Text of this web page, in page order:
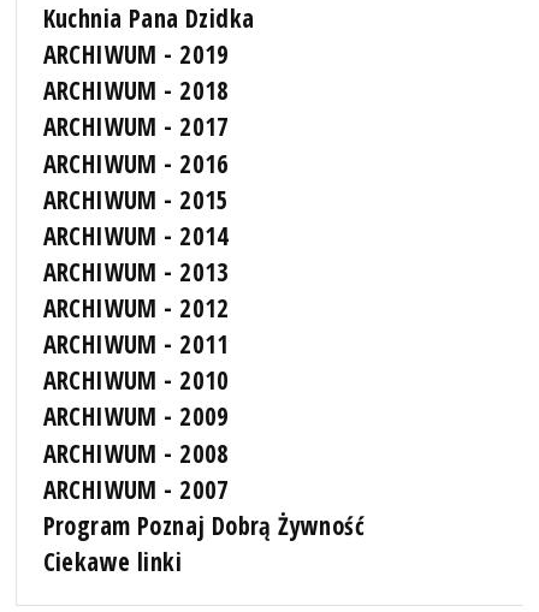
Kuchnia Pana Dzidka
ARCHIWUM - 2019
ARCHIWUM - 2018
ARCHIWUM - 2017
ARCHIWUM - 2016
ARCHIWUM - 2015
ARCHIWUM - 2014
ARCHIWUM - 2013
ARCHIWUM - 2012
ARCHIWUM - 2011
ARCHIWUM - 2010
ARCHIWUM - 2009
ARCHIWUM - 2008
ARCHIWUM - 2007
Program Poznaj Dobrą Żywność
Ciekawe linki